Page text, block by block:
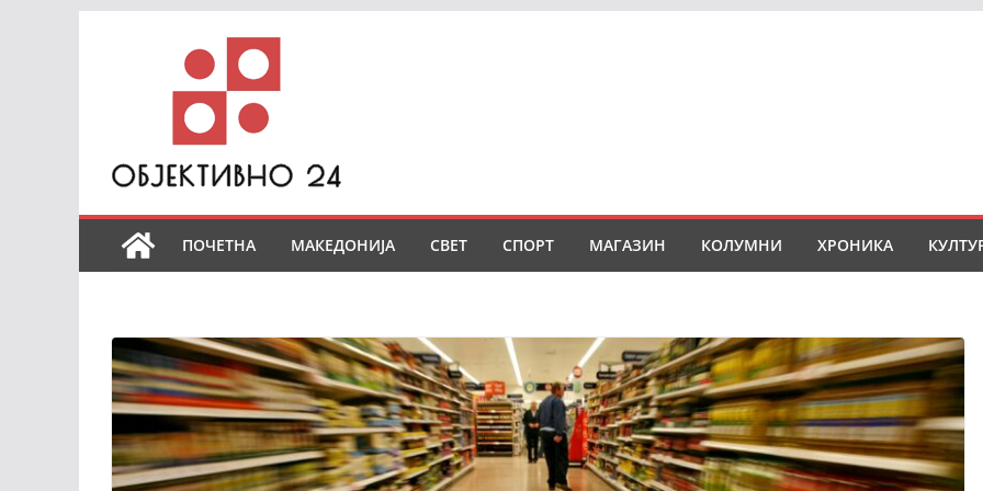
ПОЧЕТНА МАКЕДОНИЈА СВЕТ СПОРТ МАГАЗИН КОЛУМНИ ХРОНИКА